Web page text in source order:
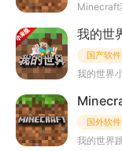
国产软件
国外软件